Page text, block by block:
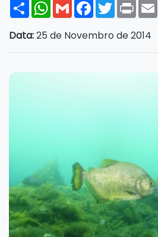
ShareWhatsApp
GmailFacebook
Twitter
Print
Data:25 de Novembro de 2014